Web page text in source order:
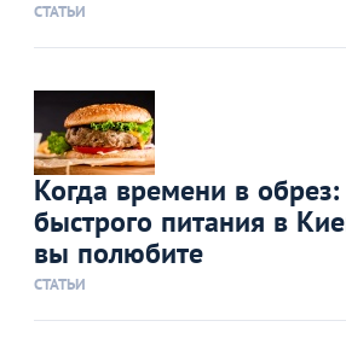
СТАТЬИ
Когда времени в
быстрого питания в
вы полюбите
СТАТЬИ